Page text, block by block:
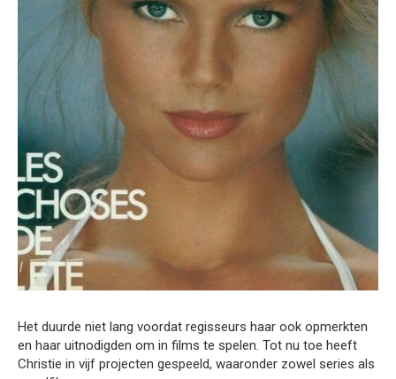
Het duurde niet lang voordat regisseurs haar ook opmerkten
en haar uitnodigden om in films te spelen. Tot nu toe heeft
Christie in vijf projecten gespeeld, waaronder zowel series als